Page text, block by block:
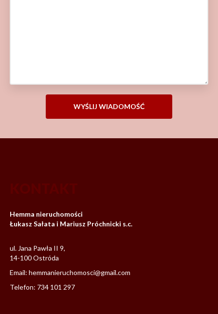
Hemma nieruchomości
Łukasz Sałata i Mariusz Próchnicki s.c.
ul. Jana Pawła II 9,
14-100 Ostróda
Email: hemmanieruchomosci@gmail.com
Telefon: 734 101 297